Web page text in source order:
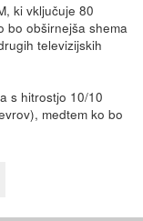
ki vključuje 80
bo obširnejša shema
televizijskih
s hitrostjo 10/10
medtem ko bo